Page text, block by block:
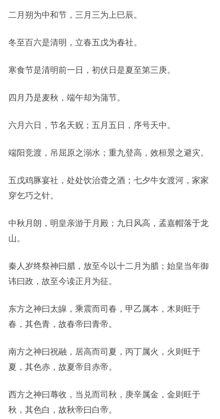
二月朔为中和节，三月三为上巳辰。
冬至百六是清明，立春五戊为春社。
寒食节是清明前一日，初伏日是夏至第三庚。
四月乃是麦秋，端午却为蒲节。
六月六日，节名天贶；五月五日，序号天中。
端阳竞渡，吊屈原之溺水；重九登高，效桓景之避灾。
五戊鸡豚宴社，处处饮治聋之酒；七夕牛女渡河，家家
穿乞巧之针。
中秋月朗，明皇亲游于月殿；九日风高，孟嘉帽落于龙
山。
秦人岁终祭神曰腊，放至今以十二月为腊；始皇当年御
讳曰政，故至今读正月为征。
东方之神曰太皡，乘震而司春，甲乙属本，木则旺于
春，其色青，故春帝曰青帝。
南方之神曰祝融，居高而司夏，丙丁属火，火则旺于
夏，其色赤，故夏帝目赤帝。
西方之神曰蓐收，当兑而司秋，庚辛属金，金则旺于
秋，其色白，故秋帝曰白帝。